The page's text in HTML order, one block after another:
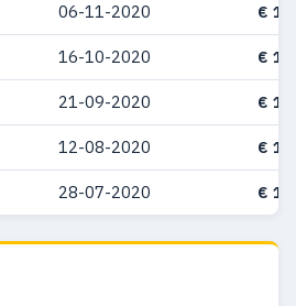
06-11-2020 €
16-10-2020 €
21-09-2020 €
12-08-2020 €
28-07-2020 €